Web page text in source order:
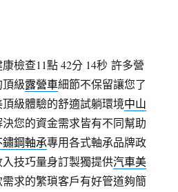
檢查11點 42分 14秒 許多營
級露營車細節不保留讓您了
級體驗的舒適試躺環境中山
您的資金需求皆有不同幫助
鏽鋼軸承專用各式軸承品牌政
技巧量身訂製獨提供汽車美
求的繁瑣客戶有好管道夠簡